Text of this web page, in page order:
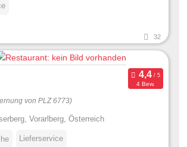
32
4 Bew.
von PLZ 6773)
Vorarlberg, Österreich
Lieferservice